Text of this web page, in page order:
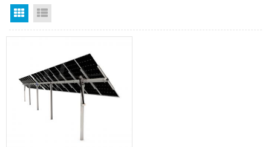
Paparan grid